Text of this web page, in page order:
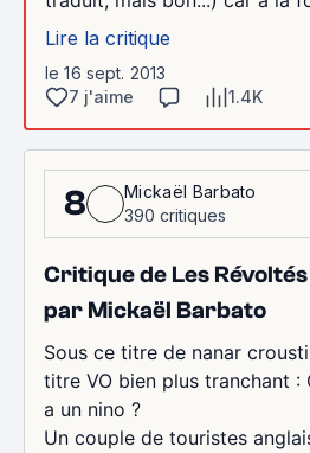
Lire la critique
le 16 sept. 2013
7 j'aime
1.4K
8
Mickaël Barbato
390 critiques
Critique de Les
par Mickaël Barbato
Sous ce titre de nanar
titre VO bien plus tranchant :
a un nino ?
Un couple de touristes